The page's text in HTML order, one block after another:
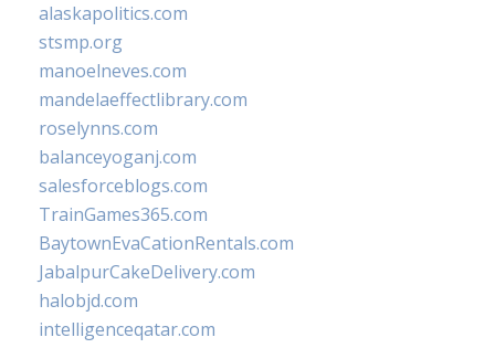
alaskapolitics.com
stsmp.org
manoelneves.com
mandelaeffectlibrary.com
roselynns.com
balanceyoganj.com
salesforceblogs.com
TrainGames365.com
BaytownEvaCationRentals.com
JabalpurCakeDelivery.com
halobjd.com
intelligenceqatar.com